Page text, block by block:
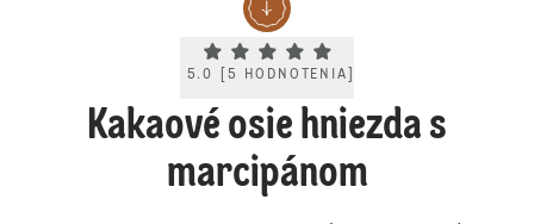
Current rating 5.0. Click to rate.
5.0 5 HODNOTENIA
Kakaové osie hniezda s
marcipánom